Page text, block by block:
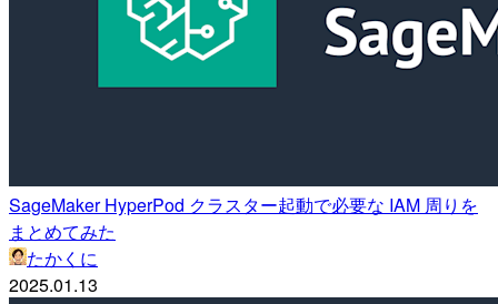
SageMaker HyperPod クラスター起動で必要な IAM 周りを
まとめてみた
たかくに
2025.01.13